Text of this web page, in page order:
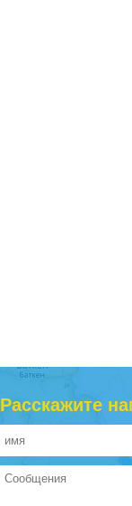
Расскажите